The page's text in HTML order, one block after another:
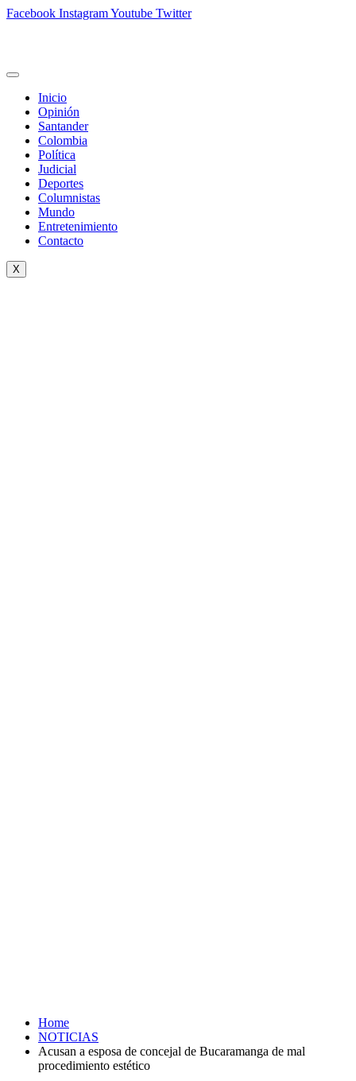
Facebook InstagramYoutube Twitter
Inicio
Opinión
Santander
Colombia
Política
Judicial
Deportes
Columnistas
Mundo
Entretenimiento
Contacto
X
Home
NOTICIAS
Acusan a esposa de concejal de Bucaramanga de mal
procedimiento estético